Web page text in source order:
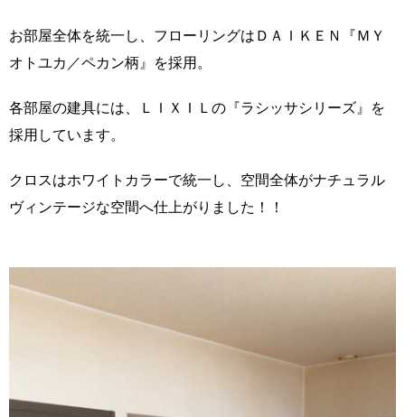
お部屋全体を統一し、フローリングはＤＡＩＫＥＮ『ＭＹ
オトユカ／ペカン柄』を採用。
各部屋の建具には、ＬＩＸＩＬの『ラシッサシリーズ』を
採用しています。
クロスはホワイトカラーで統一し、空間全体がナチュラル
ヴィンテージな空間へ仕上がりました！！